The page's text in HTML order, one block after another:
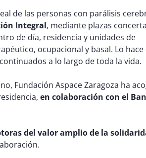
de las personas con parálisis
Integral, mediante plazas
de día, residencia y unidades de
ocupacional y basal. Lo hace
a lo largo de toda la vida.
Fundación Aspace Zaragoza ha
en colaboración con el
del valor amplio de la